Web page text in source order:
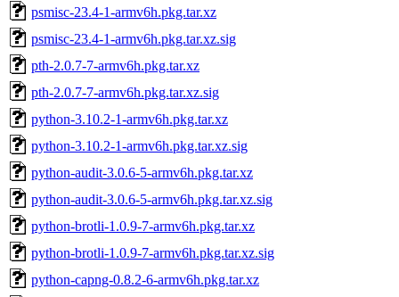
psmisc-23.4-1-armv6h.pkg.tar.xz
psmisc-23.4-1-armv6h.pkg.tar.xz.sig
pth-2.0.7-7-armv6h.pkg.tar.xz
pth-2.0.7-7-armv6h.pkg.tar.xz.sig
python-3.10.2-1-armv6h.pkg.tar.xz
python-3.10.2-1-armv6h.pkg.tar.xz.sig
python-audit-3.0.6-5-armv6h.pkg.tar.xz
python-audit-3.0.6-5-armv6h.pkg.tar.xz.sig
python-brotli-1.0.9-7-armv6h.pkg.tar.xz
python-brotli-1.0.9-7-armv6h.pkg.tar.xz.sig
python-capng-0.8.2-6-armv6h.pkg.tar.xz